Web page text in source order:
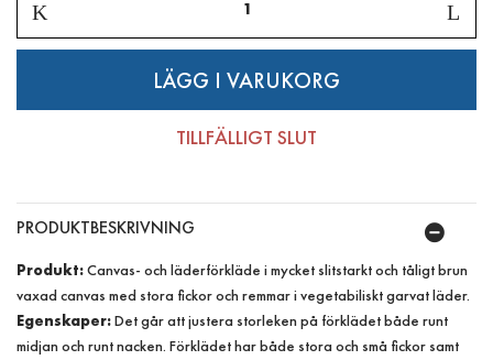
TILLFÄLLIGT SLUT
PRODUKTBESKRIVNING
Produkt:Canvas- och läderförkläde i mycket slitstarkt och tåligt brun
vaxad canvas med stora fickor och remmar i vegetabiliskt garvat läder.
Egenskaper:Det går att justera storleken på förklädet både runt
midjan och runt nacken. Förklädet har både stora och små fickor samt